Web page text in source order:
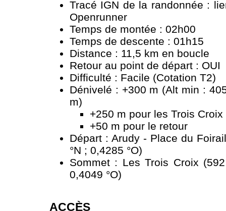
Tracé IGN de la randonnée :
Openrunner
Temps de montée : 02h00
Temps de descente : 01h15
Distance : 11,5 km en boucle
Retour au point de départ : OUI
Difficulté : Facile (Cotation T2)
Dénivelé : +300 m (Alt min :
m)
+250 m pour les Trois Croix
+50 m pour le retour
Départ : Arudy - Place du
°N ; 0,4285 °O)
Sommet : Les Trois Croix
0,4049 °O)
ACCÈS